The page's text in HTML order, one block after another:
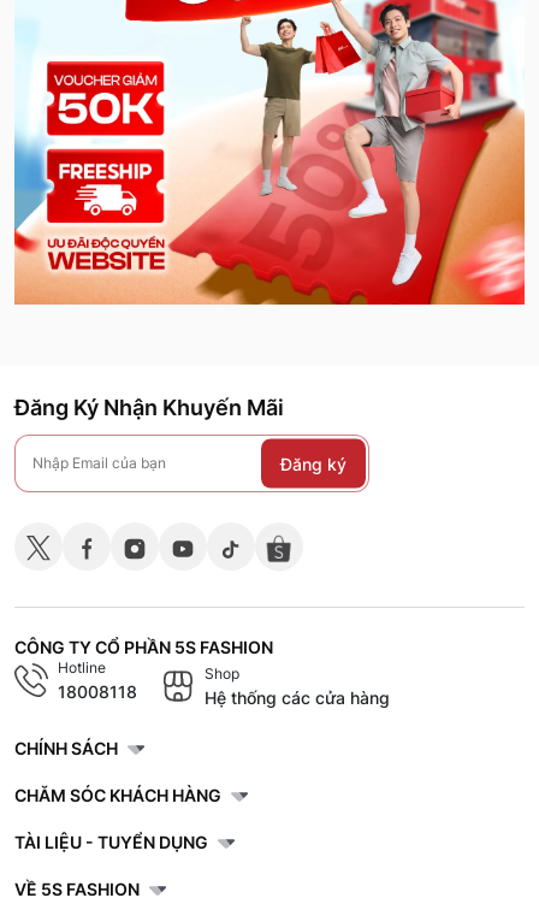
Đăng Ký Nhận Khuyến Mãi
Đăng ký
CÔNG TY CỔ PHẦN 5S FASHION
Hotline
18008118
Shop
Hệ thống các cửa hàng
CHÍNH SÁCH
CHĂM SÓC KHÁCH HÀNG
TÀI LIỆU - TUYỂN DỤNG
VỀ 5S FASHION